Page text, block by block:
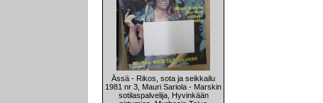
Ässä - Rikos, sota ja seikkailu
1981 nr 3, Mauri Sariola - Marskin
sotilaspalvelija, Hyvinkään